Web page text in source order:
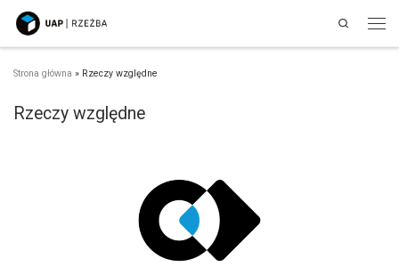
Przejdź do treści
Search
Strona główna » Rzeczy względne
Rzeczy względne